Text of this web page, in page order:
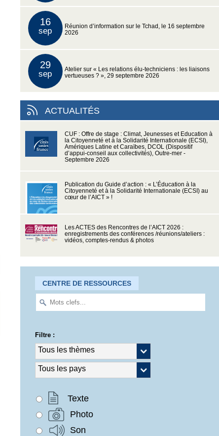
16
sep
Réunion d’information sur le Tchad, le 16 septembre
2026
29
sep
Atelier sur « Les relations élu-techniciens : les liaisons
vertueuses ? », 29 septembre 2026
ACTUALITÉS
CUF : Offre de stage : Climat, Jeunesses et Education à
la Citoyenneté et à la Solidarité Internationale (ECSI),
Amériques Latine et Caraïbes, DCOL (Dispositif
d’appui-conseil aux collectivités), Outre-mer -
Septembre 2026
Publication du Guide d’action : « L’Éducation à la
Citoyenneté et à la Solidarité Internationale (ECSI) au
cœur de l’AICT » !
Les ACTES des Rencontres de l’AICT 2026 :
enregistrements des conférences /réunions/ateliers :
vidéos, comptes-rendus & photos
CENTRE DE RESSOURCES
Filtre :
Texte
Photo
Son